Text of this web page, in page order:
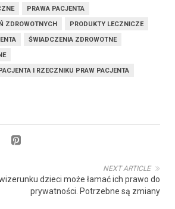
PRAWA PACJENTA
ZDROWOTNYCH
PRODUKTY LECZNICZE
ŚWIADCZENIA ZDROWOTNE
I RZECZNIKU PRAW PACJENTA
NEXT ARTICLE
dzieci może łamać ich prawo do
prywatności. Potrzebne są zmiany